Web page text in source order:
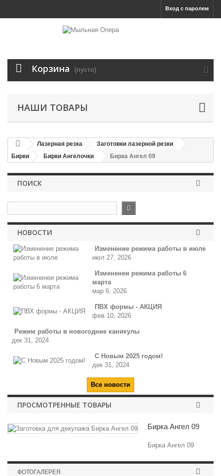
Вход с паролем
Корзина (пусто)
НАШИ ТОВАРЫ
Лазерная резка
Заготовки лазерной резки
Бирки
Бирки Ангелочки Бирка Ангел 09
ПОИСК
НОВОСТИ
Изменение режима работы в июле
июл 27, 2026
Измененеи режима работы 6
марта
мар 6, 2026
ПВХ формы - АКЦИЯ
фев 10, 2026
Режим работы в новогодние каникулы
дек 31, 2024
С Новым 2025 годом!
дек 31, 2024
Все новости
ПРОСМОТРЕННЫЕ ТОВАРЫ
Бирка Ангел 09
Бирка Ангел 09
ФОТОГАЛЕРЕЯ